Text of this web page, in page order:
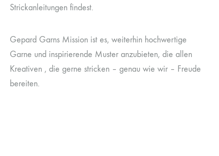
Strickanleitungen findest.
Gepard Garns Mission ist es, weiterhin hochwertige
Garne und inspirierende Muster anzubieten, die allen
Kreativen , die gerne stricken – genau wie wir – Freude
bereiten.